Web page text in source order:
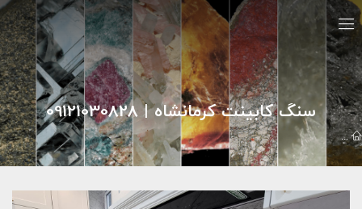
سنگ کابینت کرمانشاه | 09121030828
گالري تصاوير نمونه کارهای سنگ افشاری سنگ کابینت کرمانشاه | 09121030828